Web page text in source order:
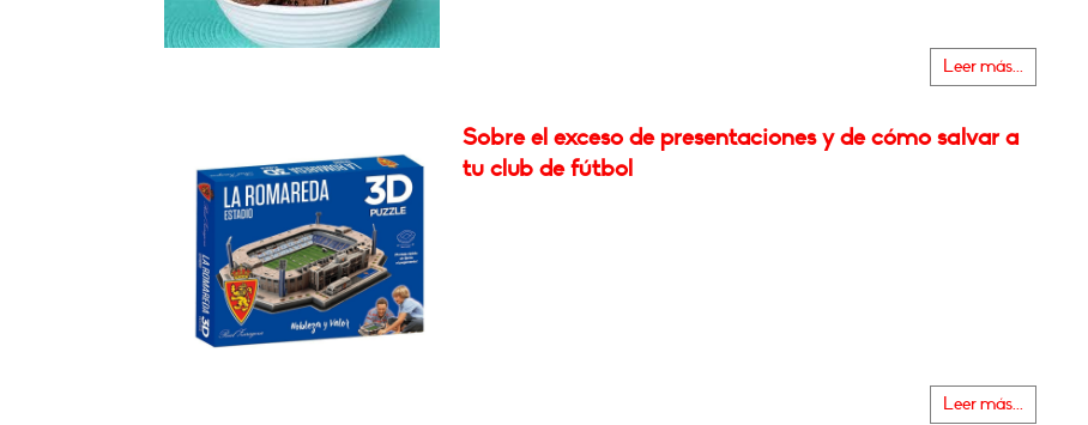
Leer más...
Sobre el exceso de presentaciones y de cómo salvar a
tu club de fútbol
Leer más...